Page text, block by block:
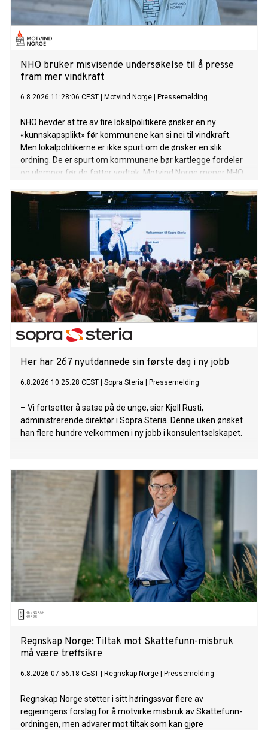
NHO bruker misvisende undersøkelse til å presse
fram mer vindkraft
6.8.2026 11:28:06 CEST Motvind Norge Pressemelding
NHO hevder at tre av fire lokalpolitikere ønsker en ny
«kunnskapsplikt» før kommunene kan si nei til vindkraft.
Men lokalpolitikerne er ikke spurt om de ønsker en slik
ordning. De er spurt om kommunene bør kartlegge fordeler
og ulemper før de fatter vedtak. Motvind Norge mener NHO
på kommunene.
Her har 267 nyutdannede sin første dag i ny jobb
6.8.2026 10:25:28 CEST Sopra Steria Pressemelding
– Vi fortsetter å satse på de unge, sier Kjell Rusti,
administrerende direktør i Sopra Steria. Denne uken ønsket
han flere hundre velkommen i ny jobb i konsulentselskapet.
Regnskap Norge: Tiltak mot Skattefunn-misbruk
må være treffsikre
6.8.2026 07:56:18 CEST Regnskap Norge Pressemelding
Regnskap Norge støtter i sitt høringssvar flere av
regjeringens forslag for å motvirke misbruk av Skattefunn-
ordningen, men advarer mot tiltak som kan gjøre